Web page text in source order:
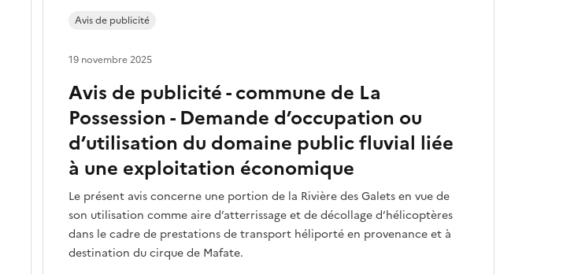
Avis de publicité - commune de La
Possession - Demande d’occupation ou
d’utilisation du domaine public fluvial liée
à une exploitation économique
Le présent avis concerne une portion de la Rivière des Galets en vue de
son utilisation comme aire d’atterrissage et de décollage d’hélicoptères
dans le cadre de prestations de transport héliporté en provenance et à
destination du cirque de Mafate.
Avis de publicité
19 novembre 2025